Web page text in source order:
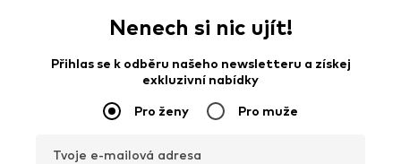
Nenech si nic ujít!
Přihlas se k odběru našeho newsletteru a získej
exkluzivní nabídky
Pro ženy Pro muže
Tvoje e-mailová adresa